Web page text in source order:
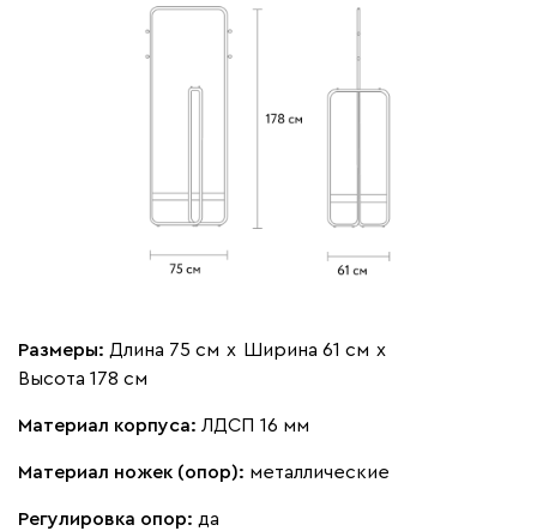
Размеры: Длина 75 см х Ширина 61 см х
Высота 178 см
Материал корпуса: ЛДСП 16 мм
Материал ножек (опор): металлические
Регулировка опор: да